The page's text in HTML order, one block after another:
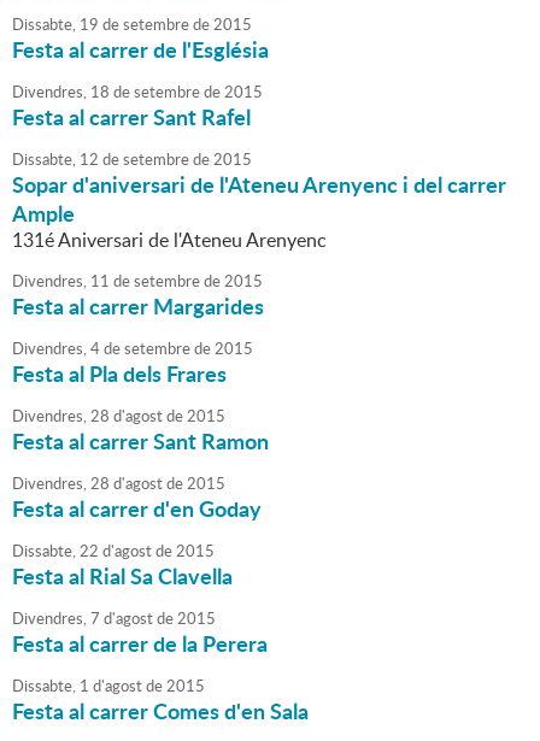
Dissabte, 19 desetembrede2015
Festa al carrer de l'Església
Divendres, 18 desetembrede2015
Festa al carrer Sant Rafel
Dissabte, 12 desetembrede2015
Sopar d'aniversari de l'Ateneu Arenyenc i del carrer
Ample
131é Aniversari de l'Ateneu Arenyenc
Divendres, 11 desetembrede2015
Festa al carrer Margarides
Divendres,4desetembrede2015
Festa al Pla dels Frares
Divendres,28 d'agostde2015
Festa al carrer Sant Ramon
Divendres,28 d'agostde2015
Festa al carrer d'en Goday
Dissabte,22 d'agostde2015
Festa al Rial Sa Clavella
Divendres,7 d'agostde2015
Festa al carrer de la Perera
Dissabte, 1 d'agostde2015
Festa al carrer Comes d'en Sala